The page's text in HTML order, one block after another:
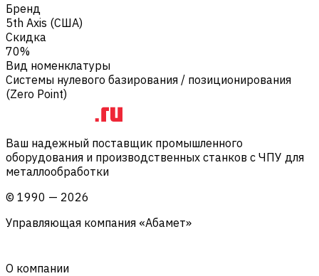
Бренд
5th Axis (США)
Скидка
70%
Вид номенклатуры
Системы нулевого базирования / позиционирования
(Zero Point)
Ваш надежный поставщик промышленного
оборудования и производственных станков с ЧПУ для
металлообработки
© 1990 — 2026
Управляющая компания «Абамет»
О компании